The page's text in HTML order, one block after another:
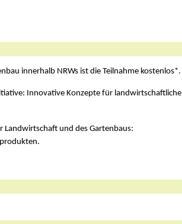
innerhalb NRWs ist die Teilnahme kostenlos*.
Innovative Konzepte für landwirtschaftliche
Landwirtschaft und des Gartenbaus: